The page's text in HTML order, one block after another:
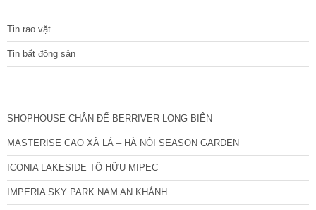
Tin rao vặt
Tin bất động sản
SHOPHOUSE CHÂN ĐẾ BERRIVER LONG BIÊN
MASTERISE CAO XÀ LÁ – HÀ NỘI SEASON GARDEN
ICONIA LAKESIDE TỐ HỮU MIPEC
IMPERIA SKY PARK NAM AN KHÁNH